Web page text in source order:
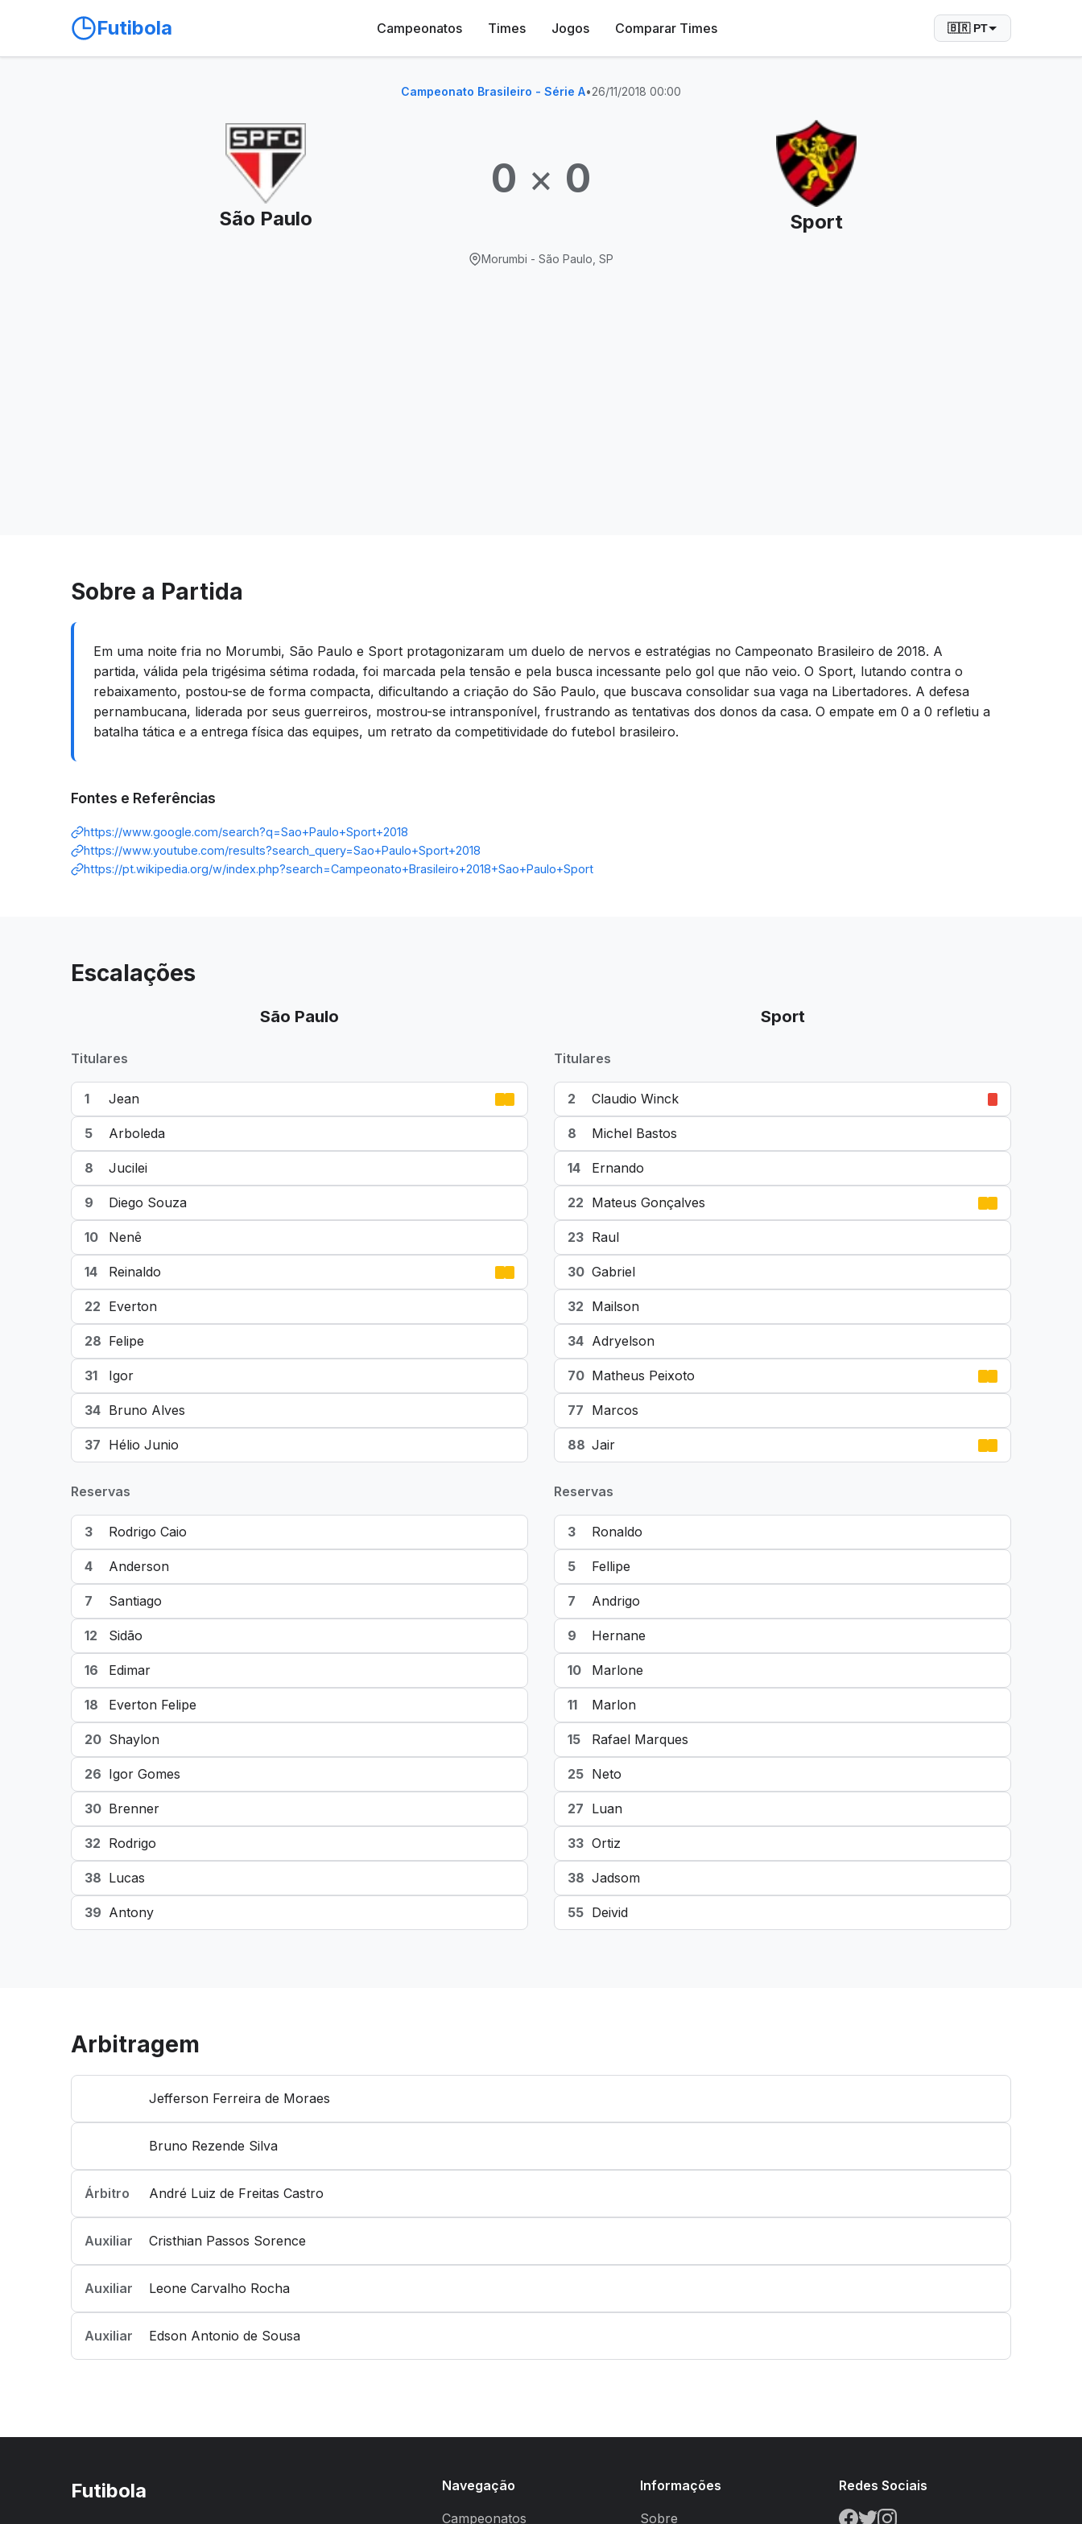
Futibola Campeonatos Times Jogos Comparar Times 🇧🇷 PT
Campeonato Brasileiro - Série A•26/11/2018 00:00
São Paulo
0 × 0
Sport
Morumbi - São Paulo, SP
Sobre a Partida
Em uma noite fria no Morumbi, São Paulo e Sport protagonizaram um duelo de nervos e estratégias no Campeonato Brasileiro de 2018. A
partida, válida pela trigésima sétima rodada, foi marcada pela tensão e pela busca incessante pelo gol que não veio. O Sport, lutando contra o
rebaixamento, postou-se de forma compacta, dificultando a criação do São Paulo, que buscava consolidar sua vaga na Libertadores. A defesa
pernambucana, liderada por seus guerreiros, mostrou-se intransponível, frustrando as tentativas dos donos da casa. O empate em 0 a 0 refletiu a
batalha tática e a entrega física das equipes, um retrato da competitividade do futebol brasileiro.
Fontes e Referências
https://www.google.com/search?q=Sao+Paulo+Sport+2018
https://www.youtube.com/results?search_query=Sao+Paulo+Sport+2018
https://pt.wikipedia.org/w/index.php?search=Campeonato+Brasileiro+2018+Sao+Paulo+Sport
Escalações
São Paulo
Titulares
1 Jean
5 Arboleda
8 Jucilei
9 Diego Souza
10 Nenê
14 Reinaldo
22 Everton
28 Felipe
31 Igor
34 Bruno Alves
37 Hélio Junio
Reservas
3 Rodrigo Caio
4 Anderson
7 Santiago
12 Sidão
16 Edimar
18 Everton Felipe
20 Shaylon
26 Igor Gomes
30 Brenner
32 Rodrigo
38 Lucas
39 Antony
Sport
Titulares
2 Claudio Winck
8 Michel Bastos
14 Ernando
22 Mateus Gonçalves
23 Raul
30 Gabriel
32 Mailson
34 Adryelson
70 Matheus Peixoto
77 Marcos
88 Jair
Reservas
3 Ronaldo
5 Fellipe
7 Andrigo
9 Hernane
10 Marlone
11 Marlon
15 Rafael Marques
25 Neto
27 Luan
33 Ortiz
38 Jadsom
55 Deivid
Arbitragem
Jefferson Ferreira de Moraes
Bruno Rezende Silva
Árbitro André Luiz de Freitas Castro
Auxiliar Cristhian Passos Sorence
Auxiliar Leone Carvalho Rocha
Auxiliar Edson Antonio de Sousa
Futibola Navegação
Campeonatos
Informações
Sobre
Redes Sociais